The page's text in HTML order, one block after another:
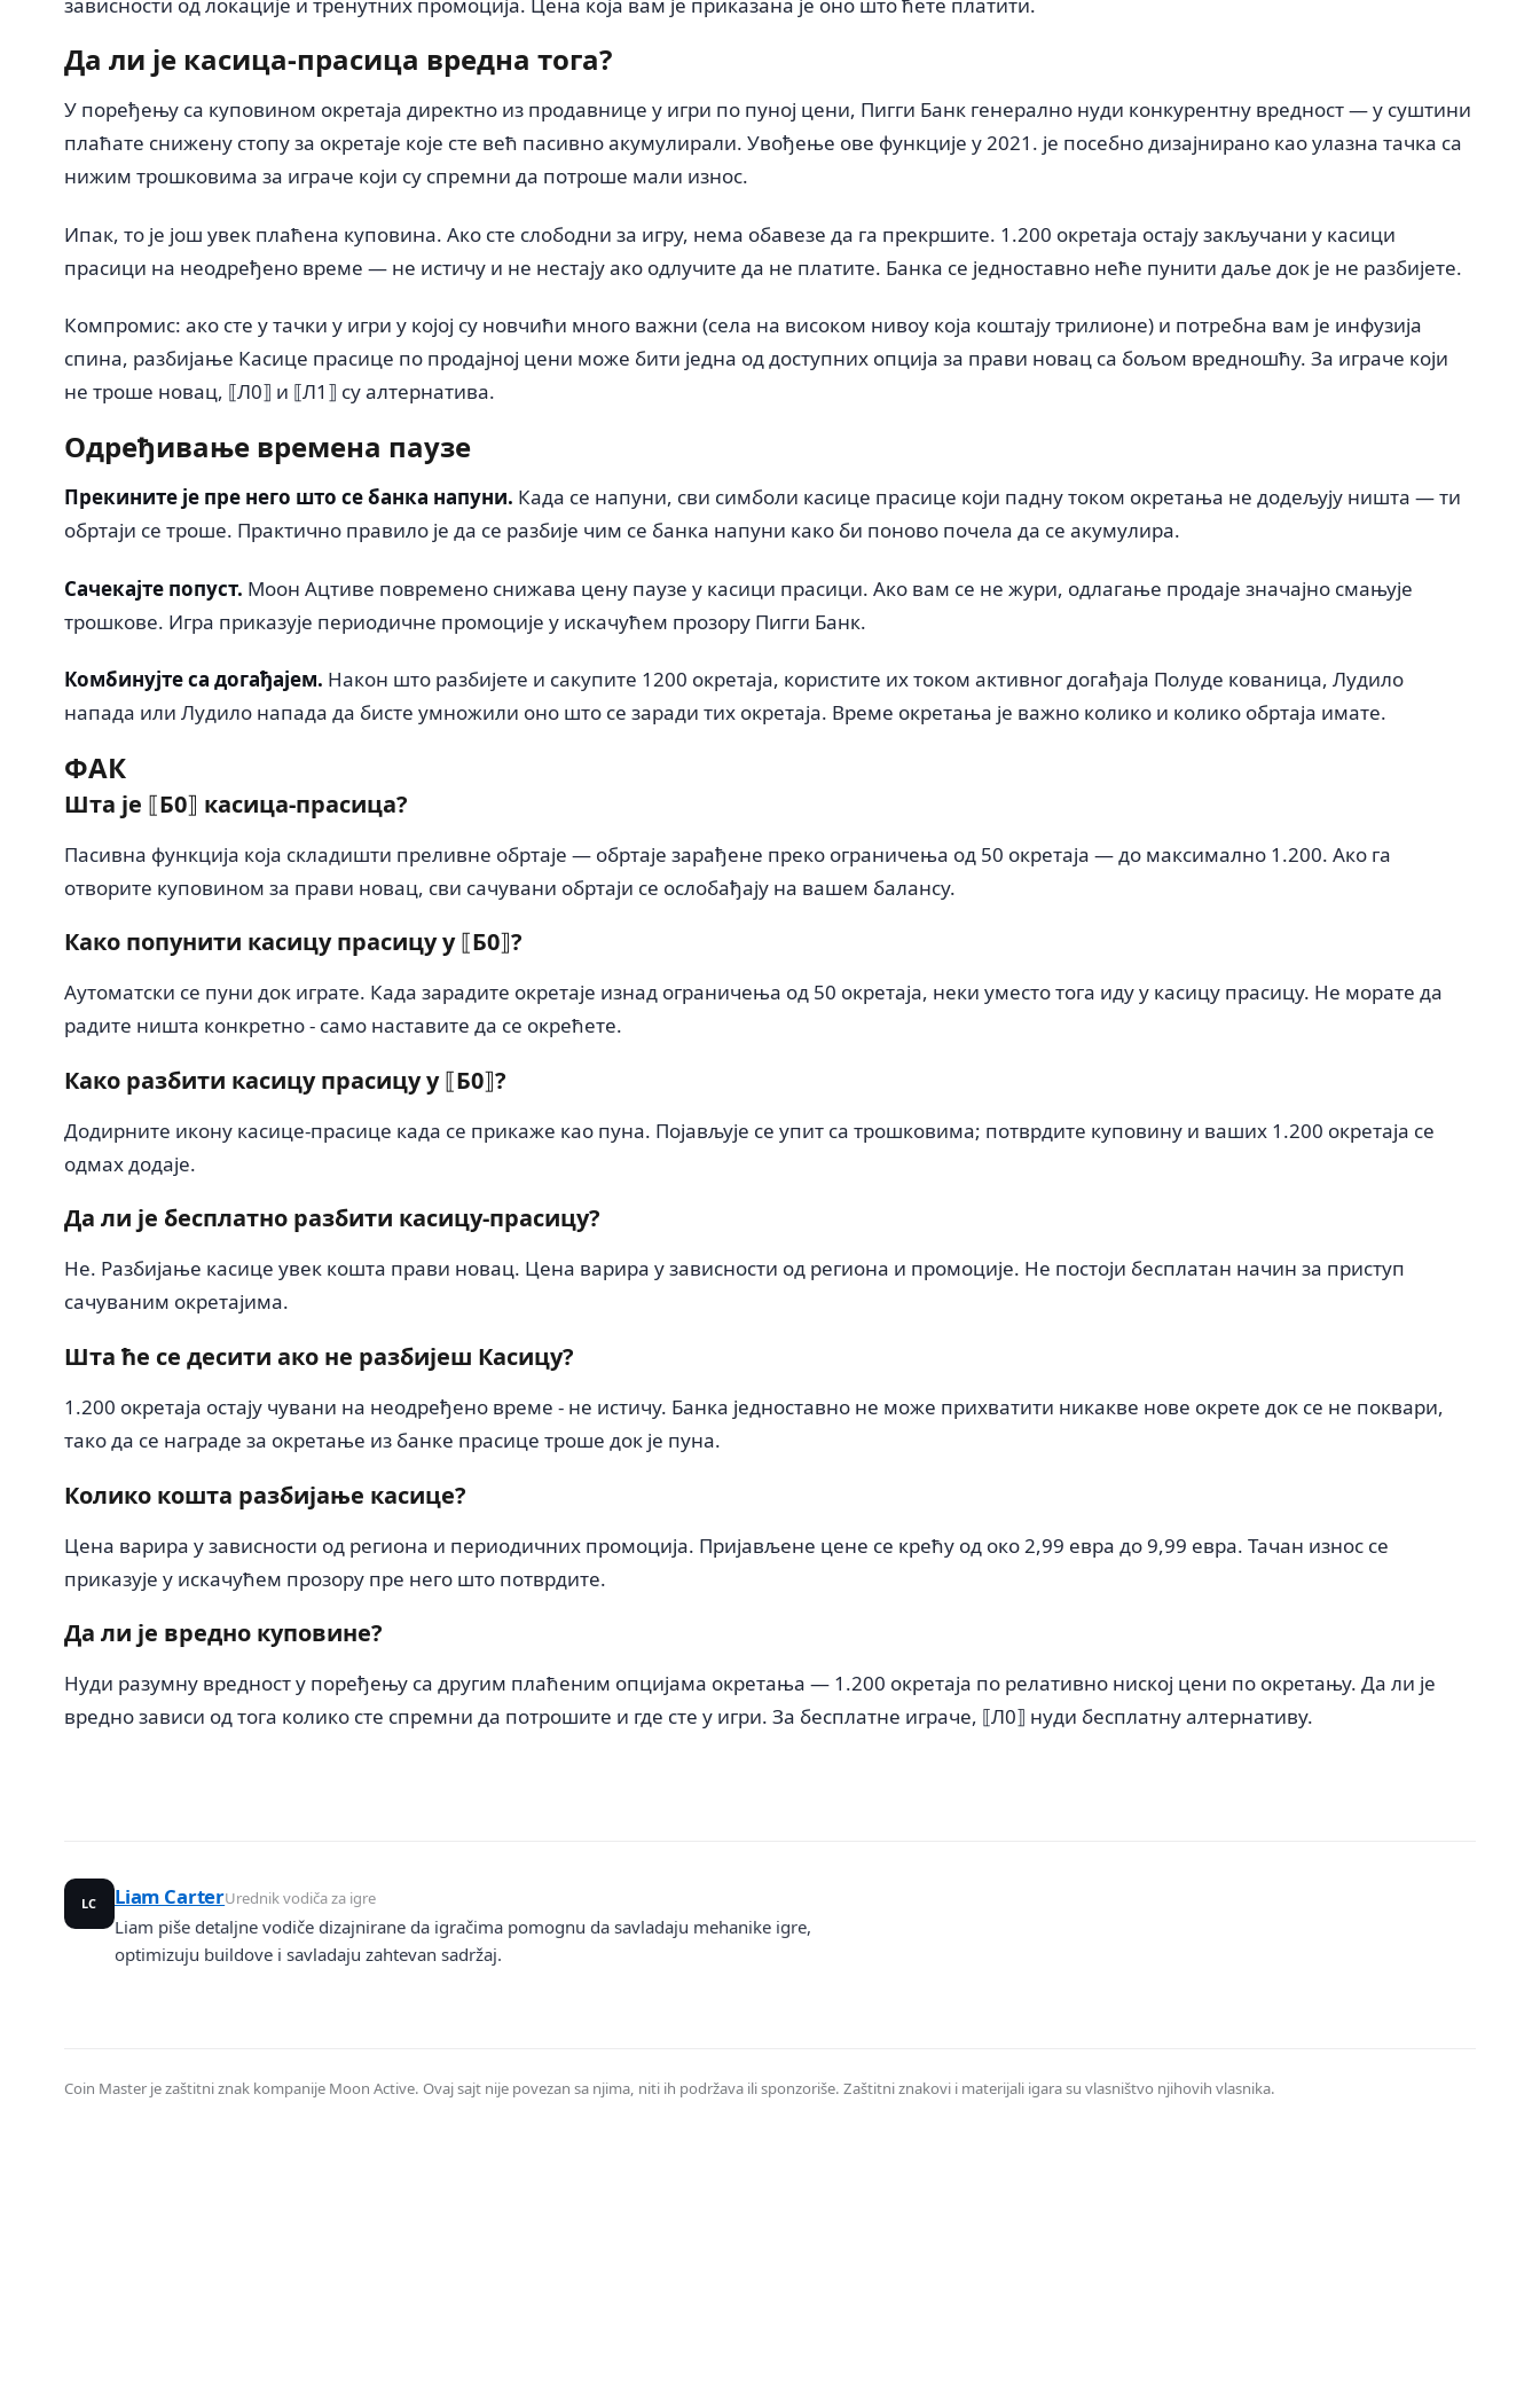
Да ли је касица-прасица вредна тога?
У поређењу са куповином окретаја директно из продавнице у игри по пуној цени, Пигги Банк генерално нуди конкурентну вредност — у суштини
плаћате снижену стопу за окретаје које сте већ пасивно акумулирали. Увођење ове функције у 2021. је посебно дизајнирано као улазна тачка са
нижим трошковима за играче који су спремни да потроше мали износ.
Ипак, то је још увек плаћена куповина. Ако сте слободни за игру, нема обавезе да га прекршите. 1.200 окретаја остају закључани у касици
прасици на неодређено време — не истичу и не нестају ако одлучите да не платите. Банка се једноставно неће пунити даље док је не разбијете.
Компромис: ако сте у тачки у игри у којој су новчићи много важни (села на високом нивоу која коштају трилионе) и потребна вам је инфузија
спина, разбијање Касице прасице по продајној цени може бити једна од доступних опција за прави новац са бољом вредношћу. За играче који
не троше новац, ⟦Л0⟧ и ⟦Л1⟧ су алтернатива.
Одређивање времена паузе
Прекините је пре него што се банка напуни. Када се напуни, сви симболи касице прасице који падну током окретања не додељују ништа — ти
обртаји се троше. Практично правило је да се разбије чим се банка напуни како би поново почела да се акумулира.
Сачекајте попуст. Моон Ацтиве повремено снижава цену паузе у касици прасици. Ако вам се не жури, одлагање продаје значајно смањује
трошкове. Игра приказује периодичне промоције у искачућем прозору Пигги Банк.
Комбинујте са догађајем. Након што разбијете и сакупите 1200 окретаја, користите их током активног догађаја Полуде кованица, Лудило
напада или Лудило напада да бисте умножили оно што се заради тих окретаја. Време окретања је важно колико и колико обртаја имате.
ФАК
Шта је ⟦Б0⟧ касица-прасица?
Пасивна функција која складишти преливне обртаје — обртаје зарађене преко ограничења од 50 окретаја — до максимално 1.200. Ако га
отворите куповином за прави новац, сви сачувани обртаји се ослобађају на вашем балансу.
Како попунити касицу прасицу у ⟦Б0⟧?
Аутоматски се пуни док играте. Када зарадите окретаје изнад ограничења од 50 окретаја, неки уместо тога иду у касицу прасицу. Не морате да
радите ништа конкретно - само наставите да се окрећете.
Како разбити касицу прасицу у ⟦Б0⟧?
Додирните икону касице-прасице када се прикаже као пуна. Појављује се упит са трошковима; потврдите куповину и ваших 1.200 окретаја се
одмах додаје.
Да ли је бесплатно разбити касицу-прасицу?
Не. Разбијање касице увек кошта прави новац. Цена варира у зависности од региона и промоције. Не постоји бесплатан начин за приступ
сачуваним окретајима.
Шта ће се десити ако не разбијеш Касицу?
1.200 окретаја остају чувани на неодређено време - не истичу. Банка једноставно не може прихватити никакве нове окрете док се не поквари,
тако да се награде за окретање из банке прасице троше док је пуна.
Колико кошта разбијање касице?
Цена варира у зависности од региона и периодичних промоција. Пријављене цене се крећу од око 2,99 евра до 9,99 евра. Тачан износ се
приказује у искачућем прозору пре него што потврдите.
Да ли је вредно куповине?
Нуди разумну вредност у поређењу са другим плаћеним опцијама окретања — 1.200 окретаја по релативно ниској цени по окретању. Да ли је
вредно зависи од тога колико сте спремни да потрошите и где сте у игри. За бесплатне играче, ⟦Л0⟧ нуди бесплатну алтернативу.
LC Liam CarterUrednik vodiča za igre
Liam piše detaljne vodiče dizajnirane da igračima pomognu da savladaju mehanike igre,
optimizuju buildove i savladaju zahtevan sadržaj.
Coin Master je zaštitni znak kompanije Moon Active. Ovaj sajt nije povezan sa njima, niti ih podržava ili sponzoriše. Zaštitni znakovi i materijali igara su vlasništvo njihovih vlasnika.